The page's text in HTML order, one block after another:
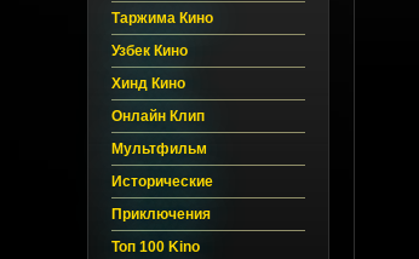
Таржима Кино
Узбек Кино
Хинд Кино
Онлайн Клип
Мультфильм
Исторические
Приключения
Топ 100 Kino